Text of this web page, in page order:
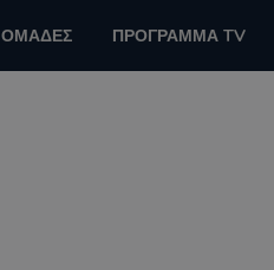
ΟΜΑΔΕΣ ΠΡΟΓΡΑΜΜΑ TV